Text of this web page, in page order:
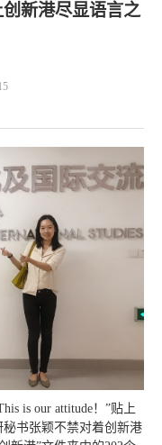
创新港尽显语言之
is our attitude！”贴上
书张颖不禁对着创新港